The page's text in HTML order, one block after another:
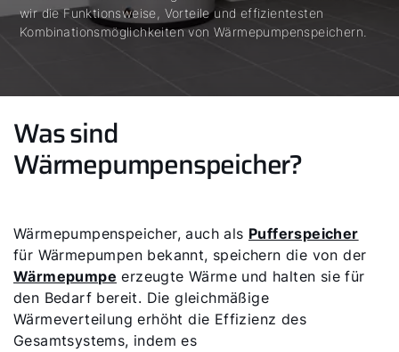
wir die Funktionsweise, Vorteile und effizientesten
Kombinationsmöglichkeiten von Wärmepumpenspeichern.
Was sind
Wärmepumpenspeicher?
Wärmepumpenspeicher, auch als Pufferspeicher
für Wärmepumpen bekannt, speichern die von der
Wärmepumpe erzeugte Wärme und halten sie für
den Bedarf bereit. Die gleichmäßige
Wärmeverteilung erhöht die Effizienz des
Gesamtsystems, indem es